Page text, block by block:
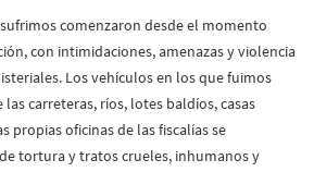
comenzaron desde el momento
con intimidaciones, amenazas y violencia
Los vehículos en los que fuimos
carreteras, ríos, lotes baldíos, casas
propias oficinas de las fiscalías se
tortura y tratos crueles, inhumanos y